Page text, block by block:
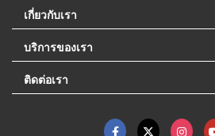
เกี่ยวกับเรา
บริการของเรา
ติดต่อเรา